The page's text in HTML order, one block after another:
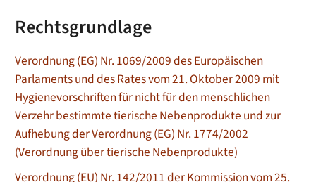
Rechtsgrundlage
Verordnung (EG) Nr. 1069/2009 des Europäischen
Parlaments und des Rates vom 21. Oktober 2009 mit
Hygienevorschriften für nicht für den menschlichen
Verzehr bestimmte tierische Nebenprodukte und zur
Aufhebung der Verordnung (EG) Nr. 1774/2002
(Verordnung über tierische Nebenprodukte)
Verordnung (EU) Nr. 142/2011 der Kommission vom 25.